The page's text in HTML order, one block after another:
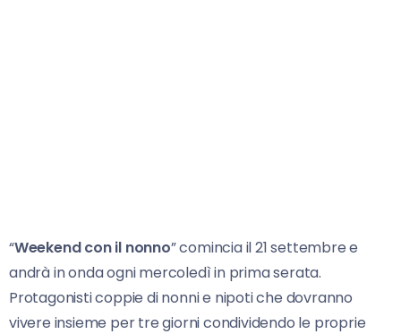
“Weekend con il nonno” comincia il 21 settembre e
andrà in onda ogni mercoledì in prima serata.
Protagonisti coppie di nonni e nipoti che dovranno
vivere insieme per tre giorni condividendo le proprie